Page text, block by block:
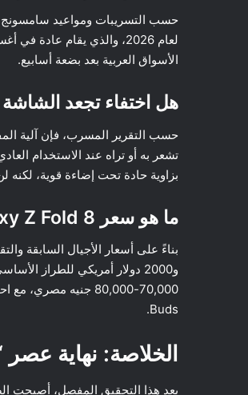
لعام 2026، والذي يقام
الأسواق العربية بعد بضعة أسابيع.
هل اختفاء تجعد
حسب التقرير المسرب، فإن آلية
تشعر به أو تراه عند الاستخدام
بزاوية حادة تحت إضاءة قوية، لكنه
ما هو سعر Galaxy Z Fold 8 المتوقع في الأسواق العربية؟
Buds.
الخلاصة: نهاية عصر
بعد هذا التحقيق المفصل، أصبحت